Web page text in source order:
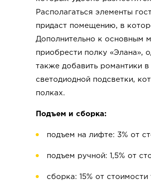
Располагаться элементы
придаст помещению, в
Дополнительно к основным
приобрести полку «Элана»,
также добавить романтики
светодиодной подсветки,
полках.
Подъем и сборка:
подъем на лифте: 3% от
подъем ручной: 1,5% от
сборка: 15% от